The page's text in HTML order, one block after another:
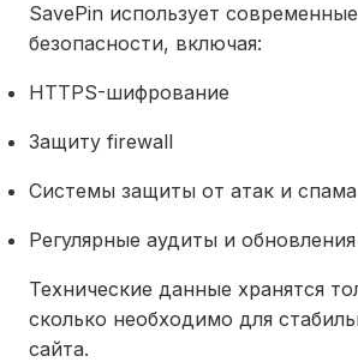
SavePin использует
безопасности, включая:
HTTPS-шифрование
Защиту firewall
Системы защиты от атак и спама
Регулярные аудиты и
Технические данные хранятся
сколько необходимо для
сайта.